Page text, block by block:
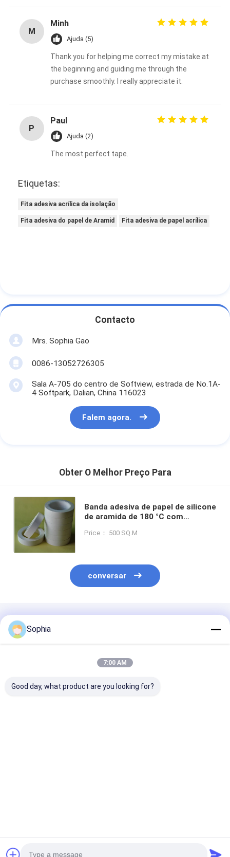
M
Minh
Ajuda (5)
Thank you for helping me correct my mistake at
the beginning and guiding me through the
purchase smoothly. I really appreciate it.
P
Paul
Ajuda (2)
The most perfect tape.
Etiquetas:
Fita adesiva acrílica da isolação
Fita adesiva do papel de Aramid Fita adesiva de papel acrílica
Contacto
Mrs. Sophia Gao
0086-13052726305
Sala A-705 do centro de Softview, estrada de No.1A-
4 Softpark, Dalian, China 116023
Falem agora.
Obter O Melhor Preço Para
Banda adesiva de papel de silicone
de aramida de 180 °C com
à fita adesiva de papel Nomex
Price： 500 SQ.M
conversar
Produtos Recomendados
Sophia
7:00 AM
Good day, what product are you looking for?